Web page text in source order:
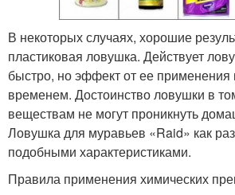
В некоторых случаях, хорошие
пластиковая ловушка. Действует
быстро, но эффект от ее применения
временем. Достоинство ловушки в
веществам не могут проникнуть
Ловушка для муравьев «Raid» как
подобными характеристиками.
Правила применения химических